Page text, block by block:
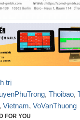
trị
, Thoibao,
Vietnam, VoVanThuong
FOR YOU